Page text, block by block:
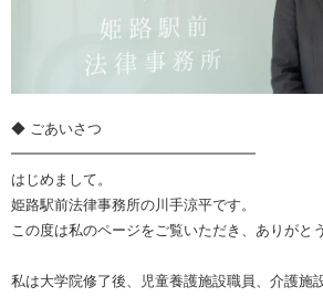
◆ ごあいさつ
━━━━━━━━━━━━━━━━━
はじめまして。
姫路駅前法律事務所の川手涼平です。
この度は私のページをご覧いただき、ありがと
私は大学院修了後、児童養護施設職員、介護施